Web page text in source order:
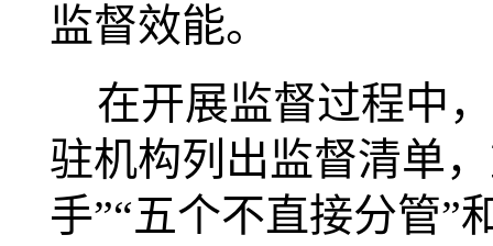
监督效能。
在开展监督过程中
驻机构列出监督清单
手”“五个不直接分管”